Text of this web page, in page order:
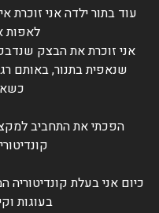
עוד בתור ילדה אני זוכרת
לאפות
אני זוכרת את הבצק
שנאפית בתנור, באותם
הפכתי את התחביב
כיום אני בעלת
בעוגות